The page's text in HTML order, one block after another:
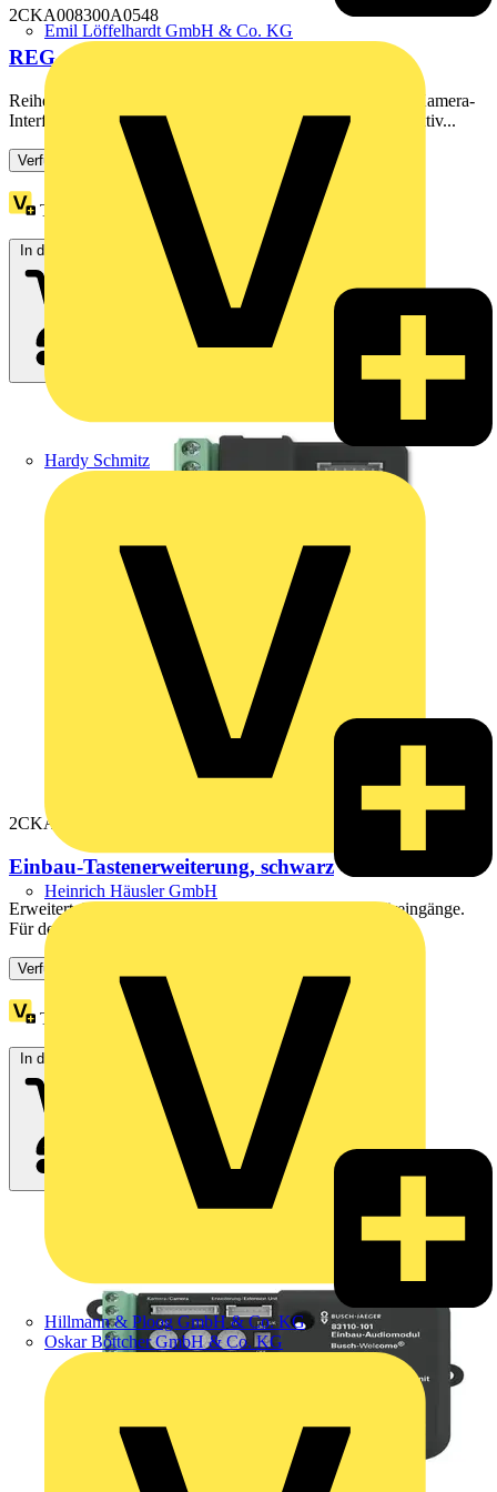
Emil Löffelhardt GmbH & Co. KG
Hardy Schmitz
Heinrich Häusler GmbH
Hillmann & Ploog GmbH & Co. KG
Oskar Böttcher GmbH & Co. KG
2CKA008300A0548
REG-Adapter
Reiheneinbaugerät (REG)-Adapter für die Aufnahme des Kamera-
Interface (83327), Schaltaktor Unterputz (83335 U) und Aktiv...
Verfügbar: 3 Händler
Treuepunkte:
In den Warenkorb
2CKA008300A0546
Einbau-Tastenerweiterung, schwarz
Erweitert das Einbau-Audiomodul um weitere 12 Binäreingänge.
Für den Einsatz mit Art. Nr. 83501, 83501-101, 83111, ...
Verfügbar: 3 Händler
Treuepunkte:
In den Warenkorb